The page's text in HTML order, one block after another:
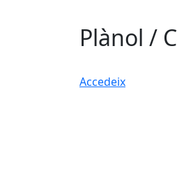
Plànol /
Accedeix